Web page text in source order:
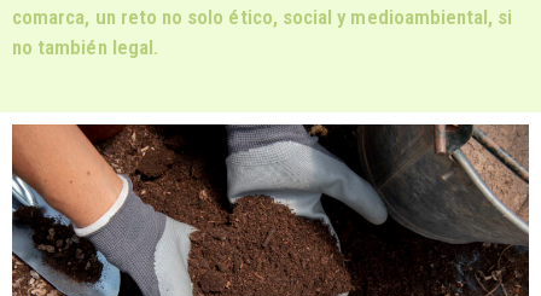
comarca, un reto no solo ético, social y medioambiental, si
no también legal.